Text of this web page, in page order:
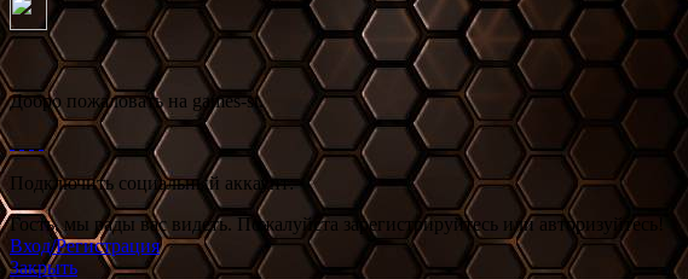
Добро пожаловать на games-st.
Подключить социальный аккаунт:
Гость, мы рады вас видеть. Пожалуйста зарегистрируйтесь или авторизуйтесь!
Вход/Регистрация
Закрыть